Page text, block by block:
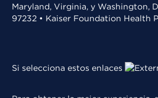
Maryland, Virginia, y Washington,
97232 • Kaiser Foundation Health
Si selecciona estos enlaces